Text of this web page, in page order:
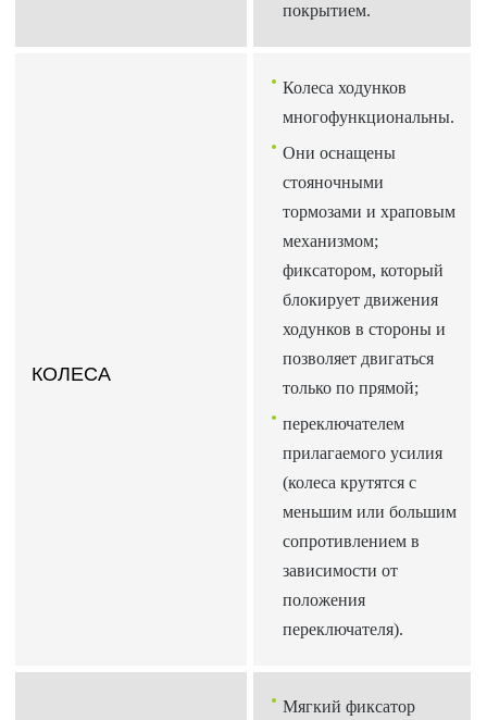
покрытием.
КОЛЕСА
Колеса ходунков
многофункциональны.
Они оснащены
стояночными
тормозами и храповым
механизмом;
фиксатором, который
блокирует движения
ходунков в стороны и
позволяет двигаться
только по прямой;
переключателем
прилагаемого усилия
(колеса крутятся с
меньшим или большим
сопротивлением в
зависимости от
положения
переключателя).
Мягкий фиксатор